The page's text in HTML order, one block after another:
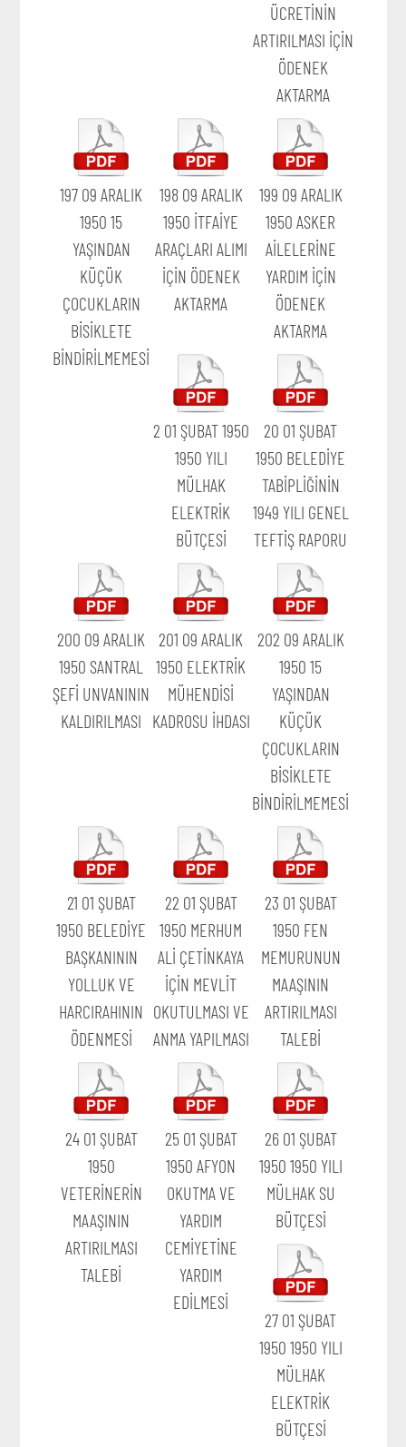
ÜCRETİNİN
ARTIRILMASI İÇİN
ÖDENEK
AKTARMA
197 09 ARALIK
1950 15
YAŞINDAN
KÜÇÜK
ÇOCUKLARIN
BİSİKLETE
BİNDİRİLMEMESİ
198 09 ARALIK
1950 İTFAİYE
ARAÇLARI ALIMI
İÇİN ÖDENEK
AKTARMA
199 09 ARALIK
1950 ASKER
AİLELERİNE
YARDIM İÇİN
ÖDENEK
AKTARMA
2 01 ŞUBAT 1950
1950 YILI
MÜLHAK
ELEKTRİK
BÜTÇESİ
20 01 ŞUBAT
1950 BELEDİYE
TABİPLİĞİNİN
1949 YILI GENEL
TEFTİŞ RAPORU
200 09 ARALIK
1950 SANTRAL
ŞEFİ UNVANININ
KALDIRILMASI
201 09 ARALIK
1950 ELEKTRİK
MÜHENDİSİ
KADROSU İHDASI
202 09 ARALIK
1950 15
YAŞINDAN
KÜÇÜK
ÇOCUKLARIN
BİSİKLETE
BİNDİRİLMEMESİ
21 01 ŞUBAT
1950 BELEDİYE
BAŞKANININ
YOLLUK VE
HARCIRAHININ
ÖDENMESİ
22 01 ŞUBAT
1950 MERHUM
ALİ ÇETİNKAYA
İÇİN MEVLİT
OKUTULMASI VE
ANMA YAPILMASI
23 01 ŞUBAT
1950 FEN
MEMURUNUN
MAAŞININ
ARTIRILMASI
TALEBİ
24 01 ŞUBAT
1950
VETERİNERİN
MAAŞININ
ARTIRILMASI
TALEBİ
25 01 ŞUBAT
1950 AFYON
OKUTMA VE
YARDIM
CEMİYETİNE
YARDIM
EDİLMESİ
26 01 ŞUBAT
1950 1950 YILI
MÜLHAK SU
BÜTÇESİ
27 01 ŞUBAT
1950 1950 YILI
MÜLHAK
ELEKTRİK
BÜTÇESİ